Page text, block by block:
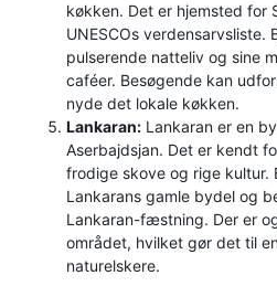
køkken. Det er hjemsted for
UNESCOs
pulserende natteliv og sine
caféer. Besøgende kan
nyde det lokale køkken.
Lankaran: Lankaran er en
Aserbajdsjan. Det er kendt
frodige skove og rige kultur.
Lankarans gamle bydel og
Lankaran-fæstning. Der er
området, hvilket gør det til
naturelskere.